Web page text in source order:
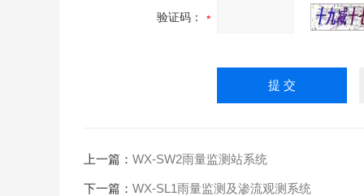
验证码：
上一篇： WX-SW2雨量监测站系统
下一篇： WX-SL1雨量监测及渗流观测系统